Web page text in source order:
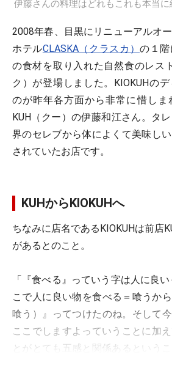
伊藤さんの料理はどれもこれも本当に
2008年春、目黒にリニューアルオ
ホテルCLASKA（クラスカ）の１
の食材を取り入れた自然食のレス
ク）が登場しました。KIOKUHの
のが昨年各方面から非常に惜しま
KUH（クー）の伊藤和江さん。タ
界のセレブから体によくて美味し
されていたお店です。
KUHからKIOKUHへ
ちなみに店名であるKIOKUHは前店
があるとのこと。
「『食べる』っていう字は人に良
こで人に良い物を食べる＝喰うか
喰う）』ってつけたのね。そして
ここでしますよっていうことに加
とがとても五感と関係あるという